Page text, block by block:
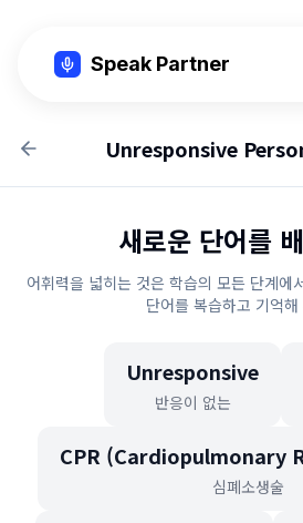
Speak Partner
새로운 단어를
어휘력을 넓히는 것은 학습의 모든 단계에
단어를 복습하고 기억
Unresponsive
반응이 없는
CPR (Cardiopulmonary
심폐소생술